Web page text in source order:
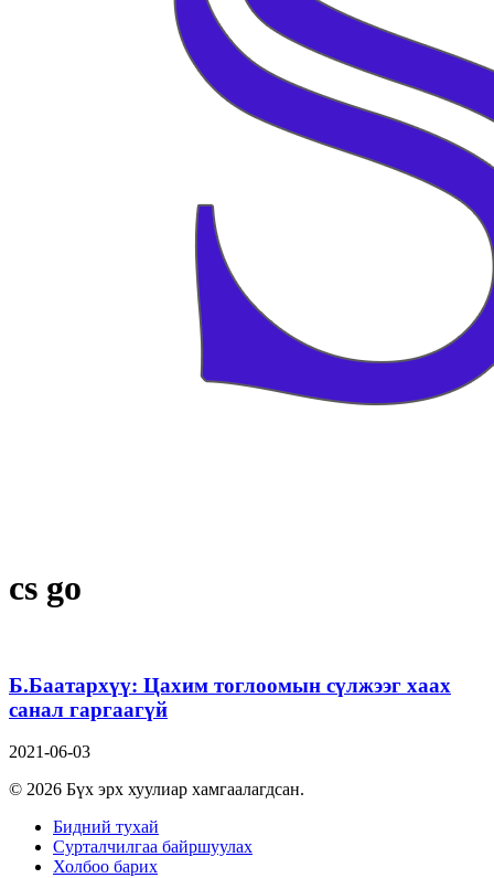
cs go
Б.Баатархүү: Цахим тоглоомын сүлжээг хаах
санал гаргаагүй
2021-06-03
© 2026 Бүх эрх хуулиар хамгаалагдсан.
Бидний тухай
Сурталчилгаа байршуулах
Холбоо барих